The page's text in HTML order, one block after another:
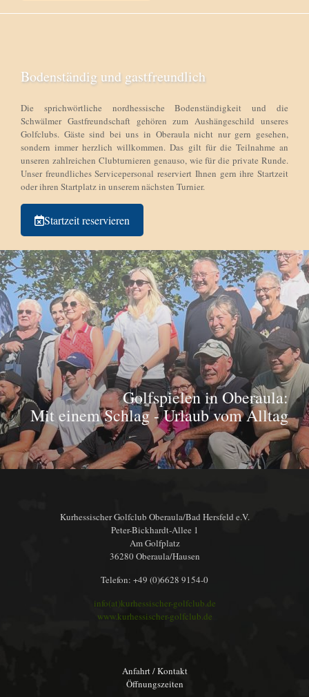
Bodenständig und gastfreundlich
Die sprichwörtliche nordhessische Bodenständigkeit und die
Schwälmer Gastfreundschaft gehören zum Aushängeschild unseres
Golfclubs. Gäste sind bei uns in Oberaula nicht nur gern gesehen,
sondern immer herzlich willkommen. Das gilt für die Teilnahme an
unseren zahlreichen Clubturnieren genauso, wie für die private Runde.
Unser freundliches Servicepersonal reserviert Ihnen gern ihre Startzeit
oder ihren Startplatz in unserem nächsten Turnier.
Startzeit reservieren
Golfspielen in Oberaula:
Mit einem Schlag - Urlaub vom Alltag
Kurhessischer Golfclub Oberaula/Bad Hersfeld e.V.
Peter-Bickhardt-Allee 1
Am Golfplatz
36280 Oberaula/Hausen
Telefon: +49 (0)6628 9154-0
info(at)kurhessischer-golfclub.de
www.kurhessischer-golfclub.de
Anfahrt / Kontakt
Öffnungszeiten